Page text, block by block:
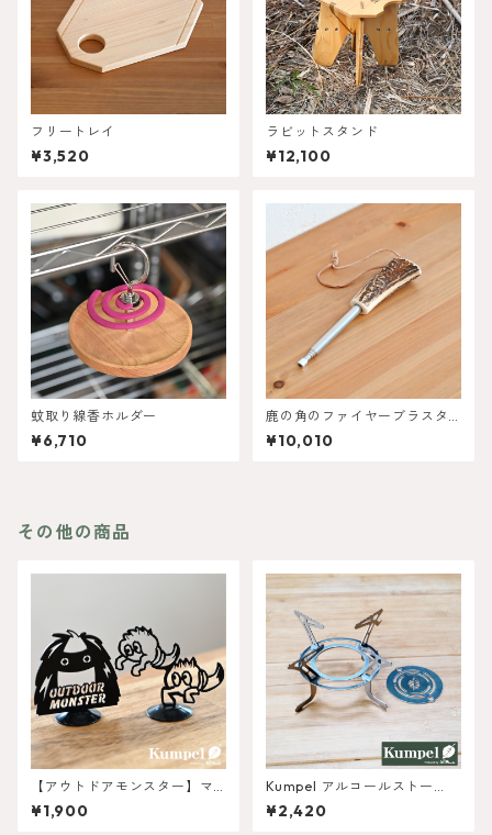
フリートレイ
¥3,520
ラビットスタンド
¥12,100
蚊取り線香ホルダー
¥6,710
鹿の角のファイヤーブラスタ
ーSサイズ 伸縮式
¥10,010
その他の商品
【アウトドアモンスター】マ
グネットSmall
¥1,900
Kumpel アルコールストー
ブ・固形燃料コンロ ごとくさ
ん
¥2,420